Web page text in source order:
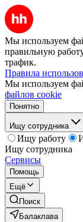
Мы используем
правильную
трафик.
Правила
Мы используем
файлов cookie
Понятно
Ищу сотрудника
Ищу работу
Ищу сотрудника
Сервисы
Помощь
Ещё
Поиск
Балаклава